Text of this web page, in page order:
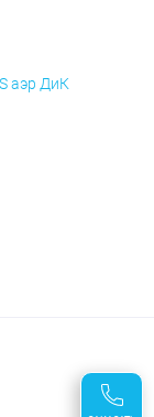
аэр ДиК